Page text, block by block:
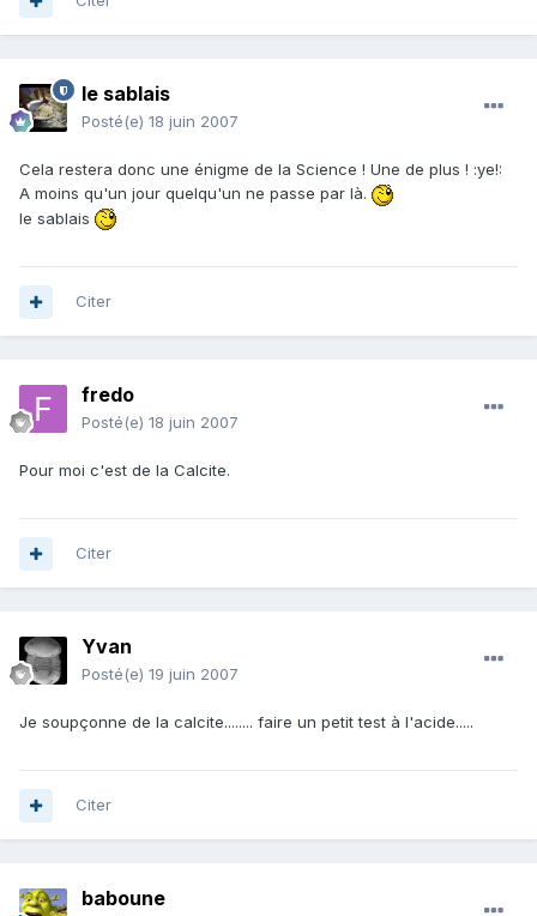
le sablais
Posté(e) 18 juin 2007
Cela restera donc une énigme de la Science ! Une de plus ! :ye!:
A moins qu'un jour quelqu'un ne passe par là.
le sablais
Citer
fredo
Posté(e) 18 juin 2007
Pour moi c'est de la Calcite.
Citer
Yvan
Posté(e) 19 juin 2007
Je soupçonne de la calcite........ faire un petit test à l'acide.....
Citer
baboune